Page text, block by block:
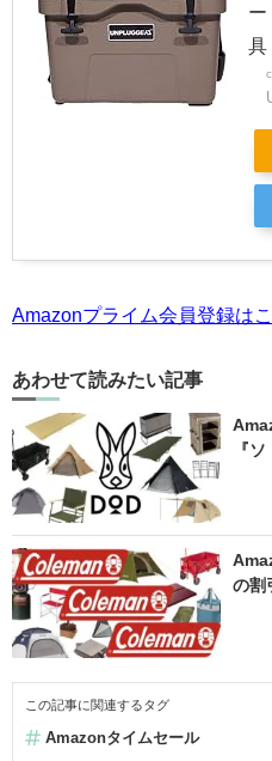
ー
具
Amazonプライム会員登録は
あわせて読みたい記事
『
の割
この記事に関連するタグ
Amazonタイムセール